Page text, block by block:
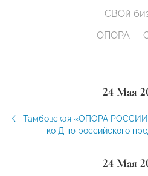
СВОй
ОПОРА —
24 Мая
Тамбовская «ОПОРА
ко Дню российского
24 Мая